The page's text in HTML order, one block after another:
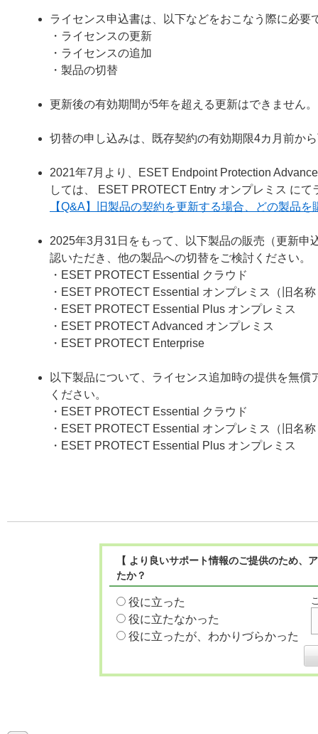
ライセンス申込書は、以下などをおこなう際に必要
・ライセンスの更新
・ライセンスの追加
・製品の切替
更新後の有効期間が5年を超える更新はできません。
切替の申し込みは、既存契約の有効期限4カ月前か
2021年7月より、ESET Endpoint Protection
しては、 ESET PROTECT Entry オンプレミス に
【Q&A】旧製品の契約を更新する場合、どの製品
2025年3月31日をもって、以下製品の販売（更新
認いただき、他の製品への切替をご検討ください。
・ESET PROTECT Essential クラウド
・ESET PROTECT Essential オンプレミス（旧名
・ESET PROTECT Essential Plus オンプレミス
・ESET PROTECT Advanced オンプレミス
・ESET PROTECT Enterprise
以下製品について、ライセンス追加時の提供を無
ください。
・ESET PROTECT Essential クラウド
・ESET PROTECT Essential オンプレミス（旧名
・ESET PROTECT Essential Plus オンプレミス
【 より良いサポート情報のご提供のため
たか？
役に立った
役に立たなかった
役に立ったが、わかりづらかった